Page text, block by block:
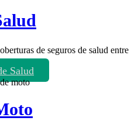
de seguros de salud
Salud